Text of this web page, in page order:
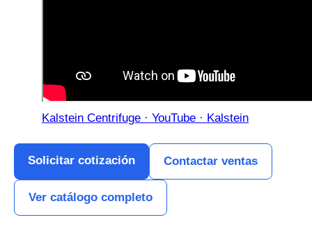
Kalstein Centrifuge · YouTube · Kalstein
Solicitar cotización Contactar ventas
Ver catálogo completo